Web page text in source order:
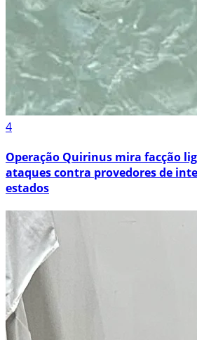
4
Operação Quirinus mira facção
ataques contra provedores de
estados